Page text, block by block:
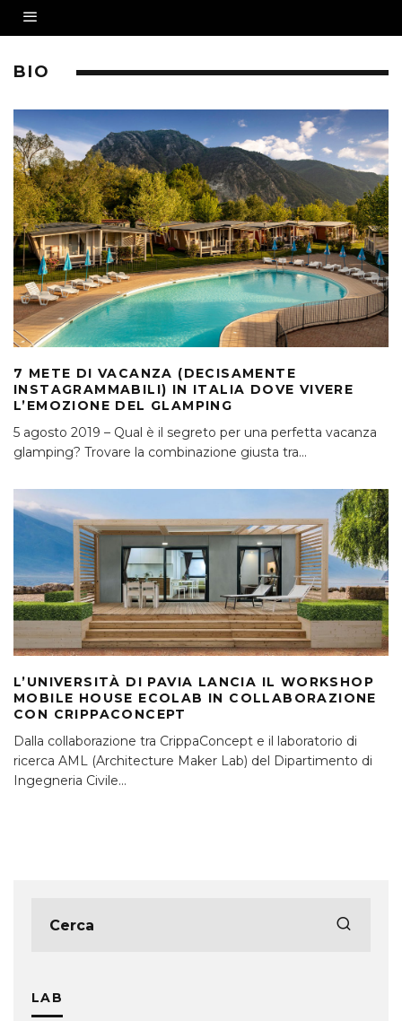
BIO
7 METE DI VACANZA (DECISAMENTE
INSTAGRAMMABILI) IN ITALIA DOVE VIVERE
L’EMOZIONE DEL GLAMPING
5 agosto 2019 – Qual è il segreto per una perfetta vacanza
glamping? Trovare la combinazione giusta tra...
L’UNIVERSITÀ DI PAVIA LANCIA IL WORKSHOP
MOBILE HOUSE ECOLAB IN COLLABORAZIONE
CON CRIPPACONCEPT
Dalla collaborazione tra CrippaConcept e il laboratorio di
ricerca AML (Architecture Maker Lab) del Dipartimento di
Ingegneria Civile...
LAB